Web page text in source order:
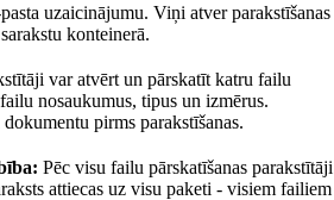
uzaicinājumu. Viņi atver parakstīšanas
konteinerā.
var atvērt un pārskatīt katru failu
nosaukumus, tipus un izmērus.
pirms parakstīšanas.
Pēc visu failu pārskatīšanas parakstītāji
attiecas uz visu paketi - visiem failiem